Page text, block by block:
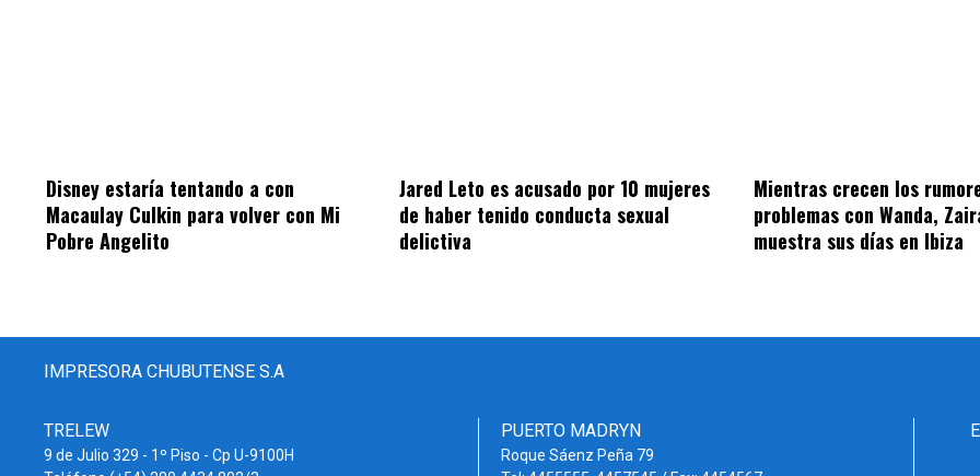
Disney estaría tentando a con
Macaulay Culkin para volver con Mi
Pobre Angelito
Jared Leto es acusado por 10 mujeres
de haber tenido conducta sexual
delictiva
Mientras crecen los
problemas con Wanda,
muestra sus días en Ibiza
IMPRESORA CHUBUTENSE S.A
TRELEW
9 de Julio 329 - 1º Piso - Cp U-9100H
PUERTO MADRYN
Roque Sáenz Peña 79